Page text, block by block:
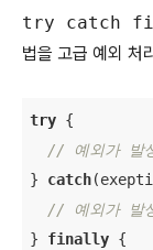
try catch
법을 고급 예외 처
try {
// 예외가 발
} catch
// 예외가 발
} finally {